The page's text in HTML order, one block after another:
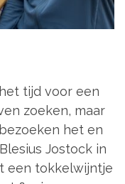
tijd voor een
zoeken, maar
het en
Jostock in
een tokkelwijntje